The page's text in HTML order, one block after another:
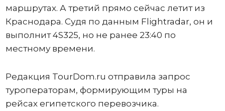
маршрутах. А третий прямо сейчас летит из
Краснодара. Судя по данным Flightradar, он и
выполнит 4S325, но не ранее 23:40 по
местному времени.
Редакция TourDom.ru отправила запрос
туроператорам, формирующим туры на
рейсах египетского перевозчика.